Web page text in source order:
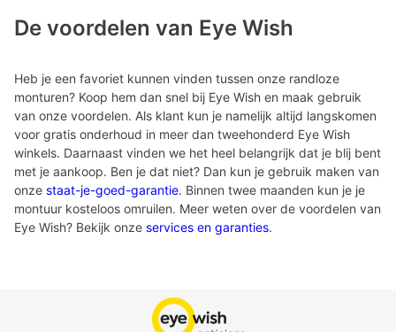
De voordelen van Eye Wish
Heb je een favoriet kunnen vinden tussen onze randloze
monturen? Koop hem dan snel bij Eye Wish en maak gebruik
van onze voordelen. Als klant kun je namelijk altijd langskomen
voor gratis onderhoud in meer dan tweehonderd Eye Wish
winkels. Daarnaast vinden we het heel belangrijk dat je blij bent
met je aankoop. Ben je dat niet? Dan kun je gebruik maken van
onze staat-je-goed-garantie. Binnen twee maanden kun je je
montuur kosteloos omruilen. Meer weten over de voordelen van
Eye Wish? Bekijk onze services en garanties.